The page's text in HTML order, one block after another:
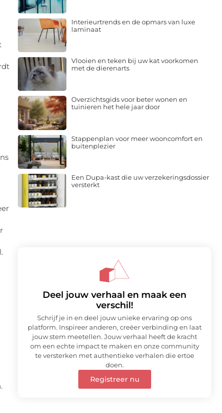
Interieurtrends en de opmars van luxe
laminaat
Vlooien en teken bij uw kat voorkomen
met de dierenarts
Overzichtsgids voor beter wonen en
tuinieren het hele jaar door
Stappenplan voor meer wooncomfort en
buitenplezier
Een Dupa-kast die uw verzekeringsdossier
versterkt
Deel jouw verhaal en maak een
verschil!
Schrijf je in en deel jouw unieke ervaring op ons
platform. Inspireer anderen, creëer verbinding en laat
jouw stem meetellen. Jouw verhaal heeft de kracht
om een echte impact te maken en onze community
te versterken met authentieke verhalen die ertoe
doen.
Registreer nu